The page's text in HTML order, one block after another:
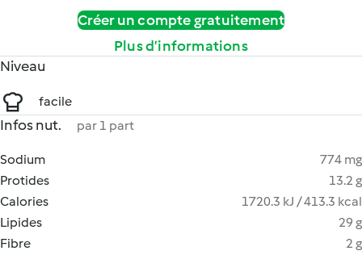
Créer un compte gratuitement
Plus d’informations
Niveau
facile
Infos nut. par 1 part
Sodium
774 mg
Protides
13.2 g
Calories
1720.3 kJ / 413.3 kcal
Lipides
29 g
Fibre
2 g